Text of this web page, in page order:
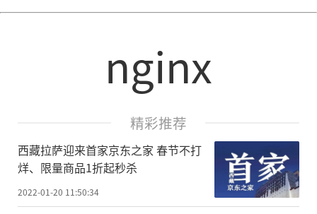
nginx
精彩推荐
西藏拉萨迎来首家京东之家 春节不打
烊、限量商品1折起秒杀
2022-01-20 11:50:34